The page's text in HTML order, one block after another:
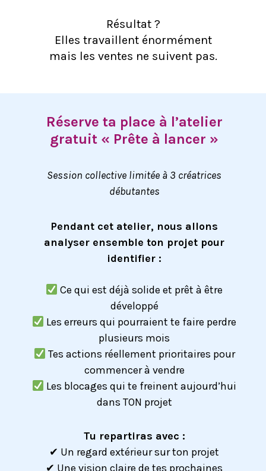
Résultat ?
Elles travaillent énormément
mais les ventes ne suivent pas.
Réserve ta place à l’atelier
gratuit « Prête à lancer »
Session collective limitée à 3 créatrices
débutantes
Pendant cet atelier, nous allons
analyser ensemble ton projet pour
identifier :
Ce qui est déjà solide et prêtà être
développé
Les erreurs qui pourraient te faire perdre
plusieurs mois
Tes actions réellement prioritaires pour
commencer à vendre
Les blocages qui te freinent aujourd’hui
dans TON projet
Tu repartiras avec :
✔ Un regard extérieur sur ton projet
✔ Une vision claire de tes prochaines